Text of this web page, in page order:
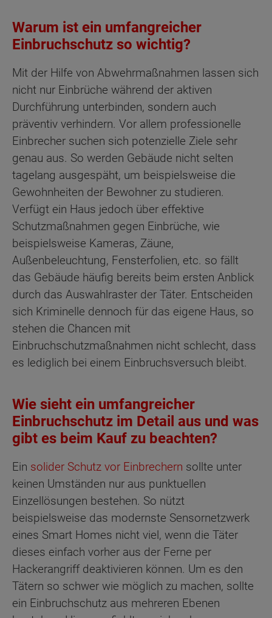
Warum ist ein umfangreicher
Einbruchschutz so wichtig?
Mit der Hilfe von Abwehrmaßnahmen lassen sich
nicht nur Einbrüche während der aktiven
Durchführung unterbinden, sondern auch
präventiv verhindern. Vor allem professionelle
Einbrecher suchen sich potenzielle Ziele sehr
genau aus. So werden Gebäude nicht selten
tagelang ausgespäht, um beispielsweise die
Gewohnheiten der Bewohner zu studieren.
Verfügt ein Haus jedoch über effektive
Schutzmaßnahmen gegen Einbrüche, wie
beispielsweise Kameras, Zäune,
Außenbeleuchtung, Fensterfolien, etc. so fällt
das Gebäude häufig bereits beim ersten Anblick
durch das Auswahlraster der Täter. Entscheiden
sich Kriminelle dennoch für das eigene Haus, so
stehen die Chancen mit
Einbruchschutzmaßnahmen nicht schlecht, dass
es lediglich bei einem Einbruchsversuch bleibt.
Wie sieht ein umfangreicher
Einbruchschutz im Detail aus und was
gibt es beim Kauf zu beachten?
Ein solider Schutz vor Einbrechern sollte unter
keinen Umständen nur aus punktuellen
Einzellösungen bestehen. So nützt
beispielsweise das modernste Sensornetzwerk
eines Smart Homes nicht viel, wenn die Täter
dieses einfach vorher aus der Ferne per
Hackerangriff deaktivieren können. Um es den
Tätern so schwer wie möglich zu machen, sollte
ein Einbruchschutz aus mehreren Ebenen